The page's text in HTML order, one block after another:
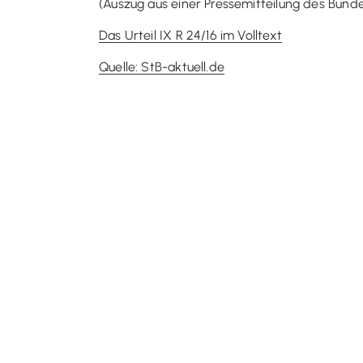
(Auszug aus einer Pressemitteilung des
Das Urteil IX R 24/16 im Volltext
Quelle: StB-aktuell.de